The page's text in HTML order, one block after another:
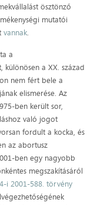
ösztönző
mutatói
vannak.
a
különösen a XX. század
nem fért bele a
elismerése. Az
ben került sor,
való jogot
fordult a kocka, és
az abortusz
ben egy nagyobb
megszakításáról
i 2001-588. törvény